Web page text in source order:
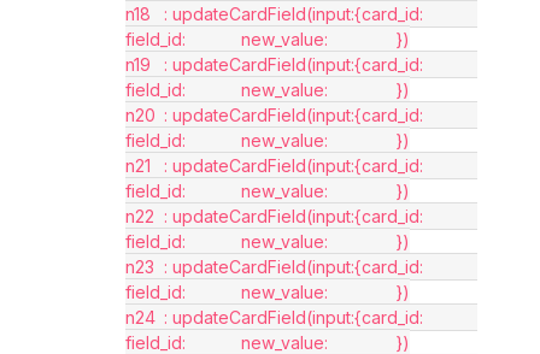
n18	: updateCardField(input:{card_id:
field_id:		new_value:		})
n19	: updateCardField(input:{card_id:
field_id:		new_value:		})
n20	: updateCardField(input:{card_id:
field_id:		new_value:		})
n21	: updateCardField(input:{card_id:
field_id:		new_value:		})
n22	: updateCardField(input:{card_id:
field_id:		new_value:		})
n23	: updateCardField(input:{card_id:
field_id:		new_value:		})
n24	: updateCardField(input:{card_id:
field_id:		new_value:		})